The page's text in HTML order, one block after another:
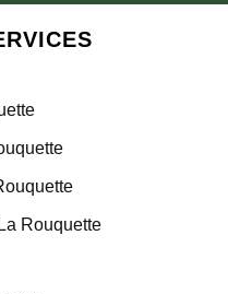
Rouquette